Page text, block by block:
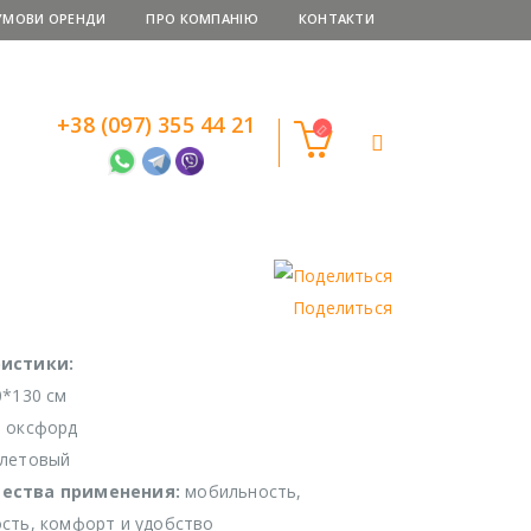
ОРЕНДИ ПРО КОМПАНІЮ КОНТАКТИ
+38 (097) 355 44 21
Поделиться
см
оксфорд
применения: мобильность,
комфорт и удобство